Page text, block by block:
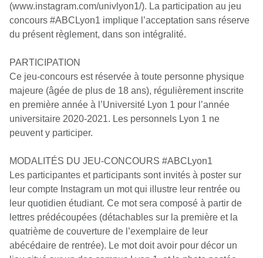
(www.instagram.com/univlyon1/). La participation au jeu
concours #ABCLyon1 implique l’acceptation sans réserve
du présent règlement, dans son intégralité.
PARTICIPATION
Ce jeu-concours est réservée à toute personne physique
majeure (âgée de plus de 18 ans), régulièrement inscrite
en première année à l’Université Lyon 1 pour l’année
universitaire 2020-2021. Les personnels Lyon 1 ne
peuvent y participer.
MODALITÉS DU JEU-CONCOURS #ABCLyon1
Les participantes et participants sont invités à poster sur
leur compte Instagram un mot qui illustre leur rentrée ou
leur quotidien étudiant. Ce mot sera composé à partir de
lettres prédécoupées (détachables sur la première et la
quatrième de couverture de l’exemplaire de leur
abécédaire de rentrée). Le mot doit avoir pour décor un